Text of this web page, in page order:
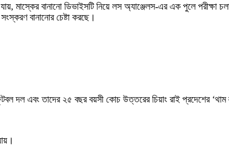
বানানো ডিভাইসটি নিয়ে লস অ্যাঞ্জেলস-এর এক পুলে পরীক্ষা
বানানোর চেষ্টা করছে।
এবং তাদের ২৫ বছর বয়সী কোচ উত্তরের চিয়াং রাই প্রদেশের ‘থাম